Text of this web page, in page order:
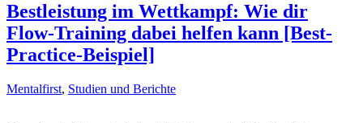
Bestleistung im Wettkampf: Wie dir
Flow-Training dabei helfen kann [Best-
Practice-Beispiel]
Mentalfirst, Studien und Berichte